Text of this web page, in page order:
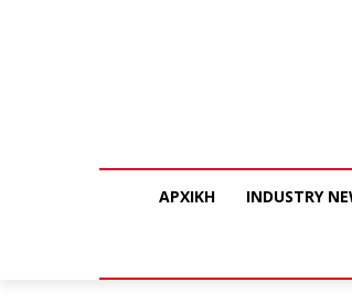
ΑΡΧΙΚΗ INDUSTRY